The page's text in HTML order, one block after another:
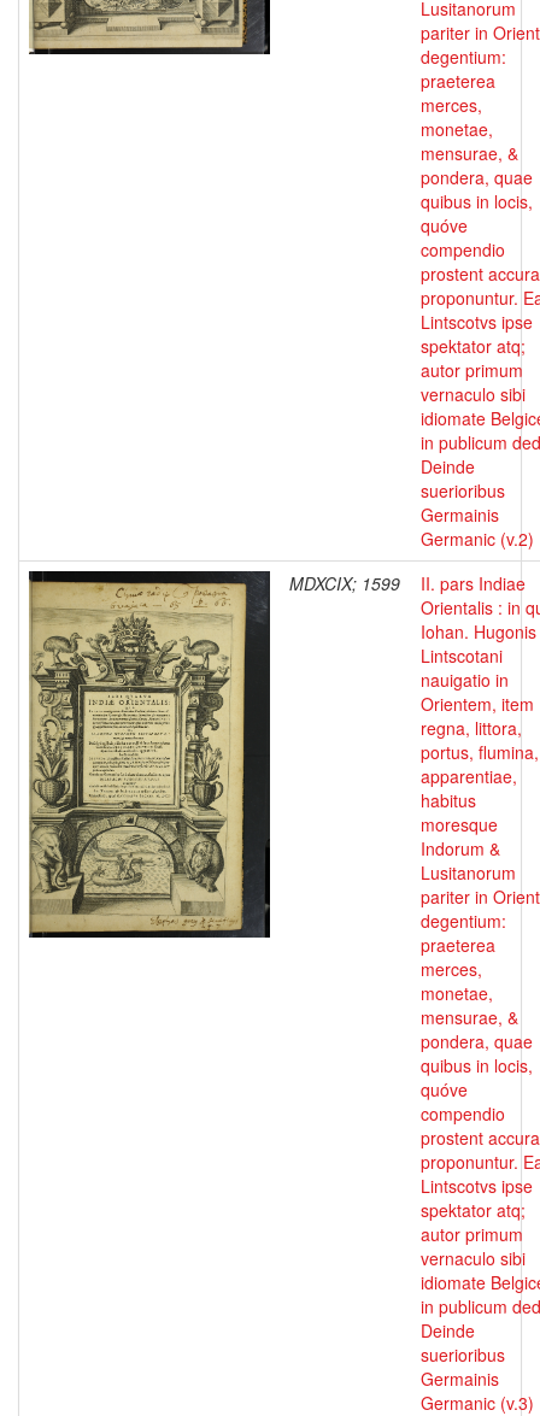
Lusitanorum
pariter in
degentium:
praeterea
merces,
monetae,
mensurae, &
pondera, quae
quibus in locis,
quóve
compendio
prostent
proponuntur.
Lintscotvs ipse
spektator atq;
autor primum
vernaculo sibi
idiomate
in publicum
Deinde
suerioribus
Germainis
Germanic (v.2)
MDXCIX; 1599
II. pars Indiae
Orientalis : in
Iohan. Hugonis
Lintscotani
nauigatio in
Orientem, item
regna, littora,
portus, flumina,
apparentiae,
habitus
moresque
Indorum &
Lusitanorum
pariter in
degentium:
praeterea
merces,
monetae,
mensurae, &
pondera, quae
quibus in locis,
quóve
compendio
prostent
proponuntur.
Lintscotvs ipse
spektator atq;
autor primum
vernaculo sibi
idiomate
in publicum
Deinde
suerioribus
Germainis
Germanic (v.3)